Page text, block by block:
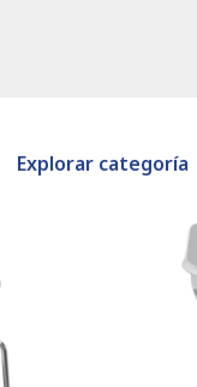
Explorar categoría